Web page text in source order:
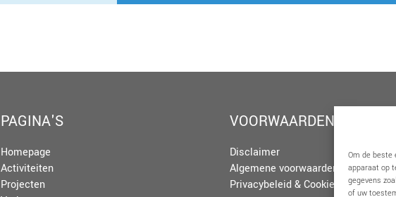
Om de beste
apparaat op
gegevens
of uw
PAGINA'S
Homepage
Activiteiten
Projecten
VOORWAARDEN
Disclaimer
Algemene voorwaarden
Privacybeleid & Cookies